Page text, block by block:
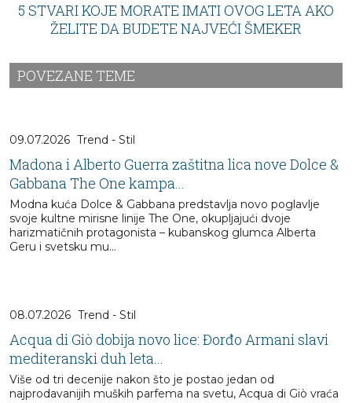
5 STVARI KOJE MORATE IMATI OVOG LETA AKO
ŽELITE DA BUDETE NAJVEĆI ŠMEKER
POVEZANE TEME
09.07.2026 Trend - Stil
Madona i Alberto Guerra zaštitna lica nove Dolce &
Gabbana The One kampa...
Modna kuća Dolce & Gabbana predstavlja novo poglavlje
svoje kultne mirisne linije The One, okupljajući dvoje
harizmatičnih protagonista – kubanskog glumca Alberta
Geru i svetsku mu...
08.07.2026 Trend - Stil
Acqua di Giò dobija novo lice: Đorđo Armani slavi
mediteranski duh leta...
Više od tri decenije nakon što je postao jedan od
najprodavanijih muških parfema na svetu, Acqua di Giò vraća